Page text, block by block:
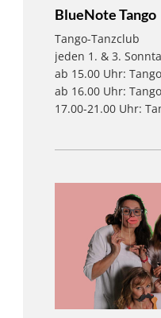
BlueNote Tango
Tango-Tanzclub
jeden 1. & 3.
ab 15.00 Uhr:
ab 16.00 Uhr:
17.00-21.00 Uhr: